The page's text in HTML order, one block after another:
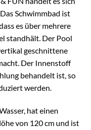
Schwimmbad ist
es über mehrere
standhält. Der Pool
geschnittene
Der Innenstoff
behandelt ist, so
werden.
hat einen
von 120 cm und ist